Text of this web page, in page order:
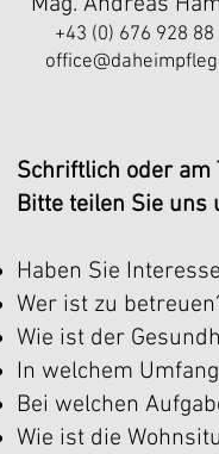
Schriftlich oder am
Bitte teilen Sie uns
Haben Sie
Wer ist zu
Wie ist der
In welchem
Bei welchen
Wie ist die
+43 (0) 676 928 88